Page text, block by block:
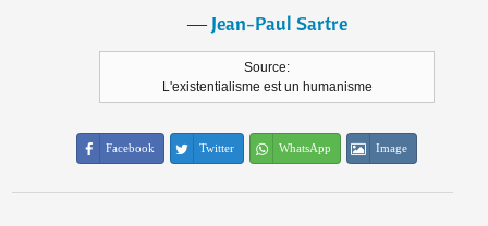
―Jean-Paul Sartre
Source:
L'existentialisme est un humanisme
Facebook Twitter WhatsApp Image